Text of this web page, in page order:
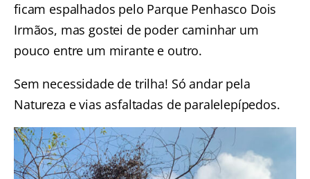
ficam espalhados pelo Parque Penhasco Dois
Irmãos, mas gostei de poder caminhar um
pouco entre um mirante e outro.
Sem necessidade de trilha! Só andar pela
Natureza e vias asfaltadas de paralelepípedos.